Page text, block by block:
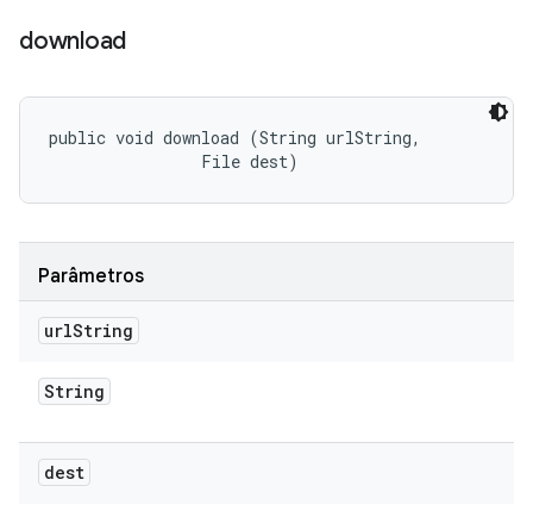
download
public void download (String urlString,
                File dest)
Parâmetros
urlString
String
dest